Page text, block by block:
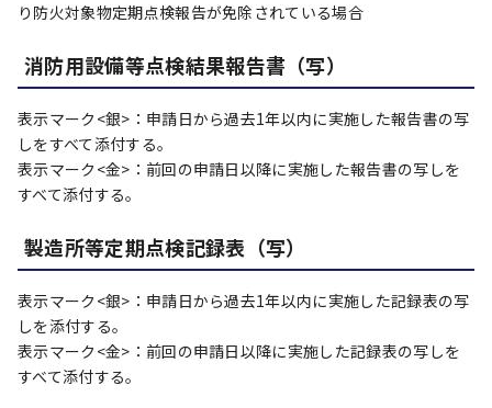
り防火対象物定期点検報告が免除されている場合
消防用設備等点検結果報告書（写）
表示マーク<銀>：申請日から過去1年以内に実施した報告書の写
しをすべて添付する。
表示マーク<金>：前回の申請日以降に実施した報告書の写しを
すべて添付する。
製造所等定期点検記録表（写）
表示マーク<銀>：申請日から過去1年以内に実施した記録表の写
しを添付する。
表示マーク<金>：前回の申請日以降に実施した記録表の写しを
すべて添付する。